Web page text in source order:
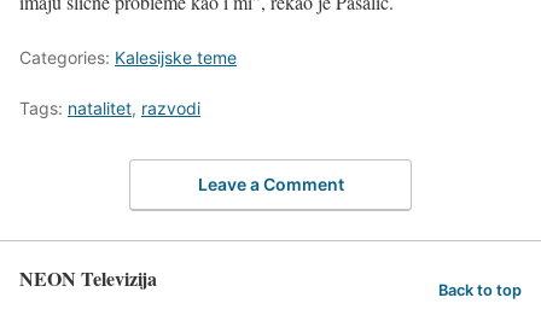
Categories: Kalesijske teme
Tags: natalitet, razvodi
Leave a Comment
NEON Televizija Back to top